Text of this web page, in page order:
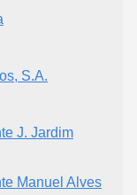
S.A.
J. Jardim
Manuel Alves